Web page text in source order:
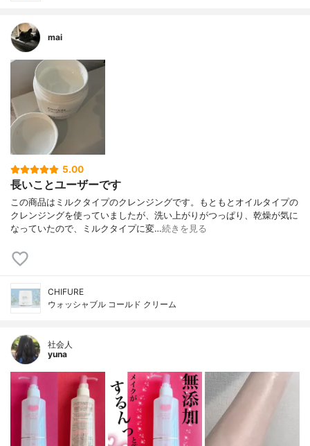
mai
5.00
長いことユーザーです
この商品はミルクタイプのクレンジングです。もともとオイルタイプの
クレンジングを使っていましたが、洗い上がりがつっぱり、乾燥が気に
なっていたので、ミルクタイプに変…続きを見る
CHIFURE
ウォッシャブル コールド クリーム
社会人
yuna